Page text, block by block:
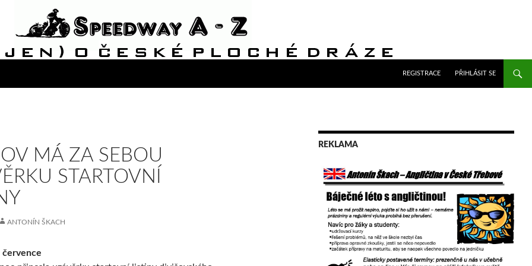
REGISTRACE
PŘIHLÁSIT SE
MÁ ZA SEBOU
STARTOVNÍ
ANTONÍN ŠKACH
července
REKLAMA